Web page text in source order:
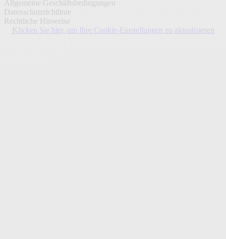
Allgemeine Geschäftsbedingungen
Datenschutzrichtlinie
Rechtliche Hinweise
Klicken Sie hier, um Ihre Cookie-Einstellungen zu aktualisieren